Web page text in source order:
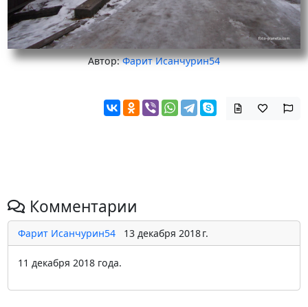
Автор:Фарит Исанчурин54
Комментарии
Фарит Исанчурин54 13 декабря 2018 г.
11 декабря 2018 года.